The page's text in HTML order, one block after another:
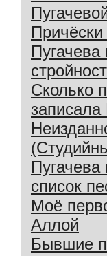
Сколько
записала
Пугачева
список
Моё
Аллой
Бывшие